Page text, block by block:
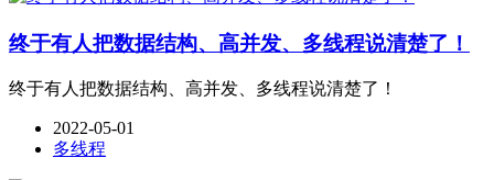
终于有人把数据结构、高并发、多线程说清楚了！
终于有人把数据结构、高并发、多线程说清楚了！
2022-05-01
多线程